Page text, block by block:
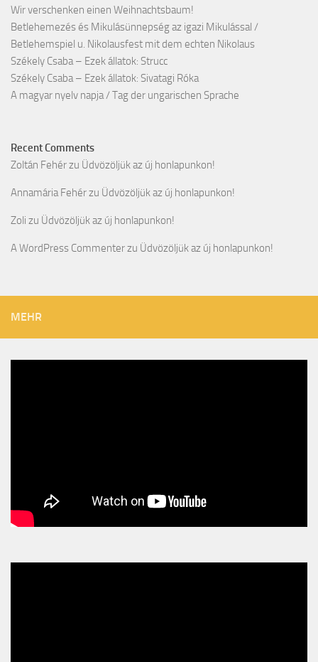
Wir verschenken einen Weihnachtsbaum!
Betlehemezés és Mikulásünnepség az igazi Mikulással /
Betlehemspiel u. Nikolausfest mit dem echten Nikolaus
Székely Csaba – Ezek állatok: Strucc
Székely Csaba – Ezek állatok: Sivatagi Róka
A magyar nyelv napja / Tag der ungarischen Sprache
Recent Comments
Zoltán Fehérzu Üdvözöljük az új honlapunkon!
Annamária Fehérzu Üdvözöljük az új honlapunkon!
Zoli zu Üdvözöljük az új honlapunkon!
A WordPress Commenterzu Üdvözöljük az új honlapunkon!
MEHR